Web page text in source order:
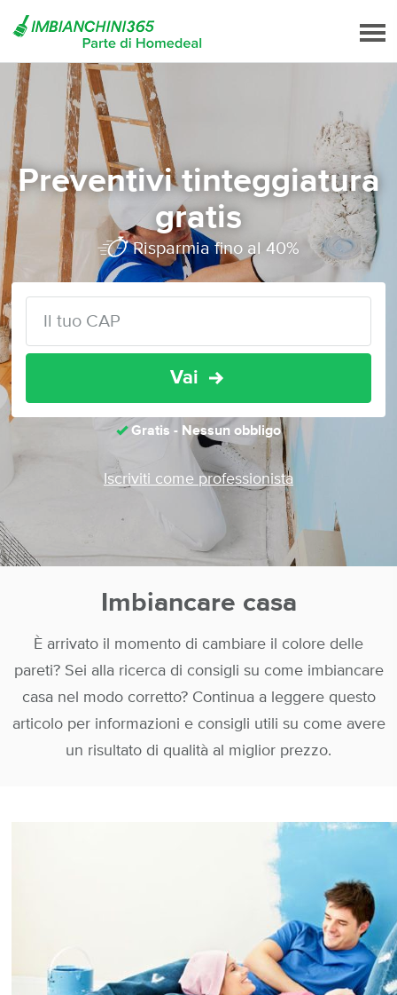
Preventivi tinteggiatura
gratis
Risparmia fino al 40%
Vai
Gratis - Nessun obbligo
Iscriviti come professionista
Imbiancare casa
È arrivato il momento di cambiare il colore delle
pareti? Sei alla ricerca di consigli su come imbiancare
casa nel modo corretto? Continua a leggere questo
articolo per informazioni e consigli utili su come avere
un risultato di qualità al miglior prezzo.